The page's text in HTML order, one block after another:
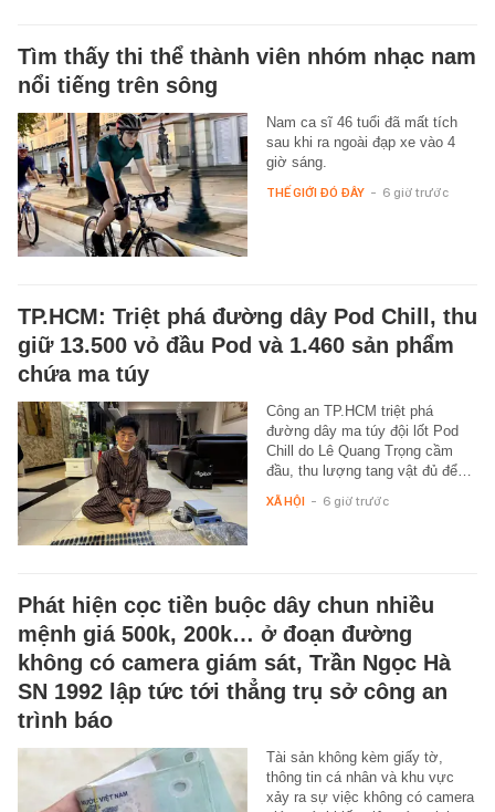
Tìm thấy thi thể thành viên nhóm nhạc nam
nổi tiếng trên sông
Nam ca sĩ 46 tuổi đã mất tích
sau khi ra ngoài đạp xe vào 4
giờ sáng.
THẾ GIỚI ĐÓ ĐÂY - 6 giờ trước
TP.HCM: Triệt phá đường dây Pod Chill, thu
giữ 13.500 vỏ đầu Pod và 1.460 sản phẩm
chứa ma túy
Công an TP.HCM triệt phá
đường dây ma túy đội lốt Pod
Chill do Lê Quang Trọng cầm
đầu, thu lượng tang vật đủ để…
XÃ HỘI - 6 giờ trước
Phát hiện cọc tiền buộc dây chun nhiều
mệnh giá 500k, 200k… ở đoạn đường
không có camera giám sát, Trần Ngọc Hà
SN 1992 lập tức tới thẳng trụ sở công an
trình báo
Tài sản không kèm giấy tờ,
thông tin cá nhân và khu vực
xảy ra sự việc không có camera